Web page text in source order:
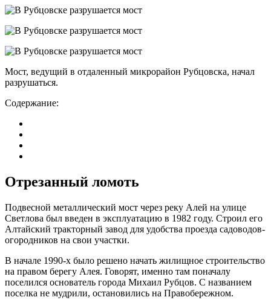
Мост, ведущий в отдаленный микрорайон Рубцовска, начал
разрушаться.
Содержание:
Отрезанный ломоть
Подвесной металлический мост через реку Алей на улице
Светлова был введен в эксплуатацию в 1982 году. Строил его
Алтайский тракторный завод для удобства проезда садоводов-
огородников на свои участки.
В начале 1990-х было решено начать жилищное строительство
на правом берегу Алея. Говорят, именно там поначалу
поселился основатель города Михаил Рубцов. С названием
поселка не мудрили, остановились на Правобережном.